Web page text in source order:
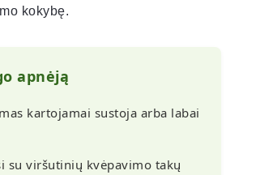
kokybę.
apnėją
kartojamai sustoja arba labai
su viršutinių kvėpavimo takų